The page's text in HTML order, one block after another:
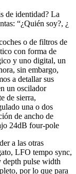
de identidad? La
“¿Quién soy?, ¿
o de filtros de
con forma de
y uno digital, un
sin embargo,
a detallar sus
un oscilador
de sierra,
una o dos
de ancho de
24dB four-pole
a las otras
LFO tempo sync,
pulse width
por lo que para